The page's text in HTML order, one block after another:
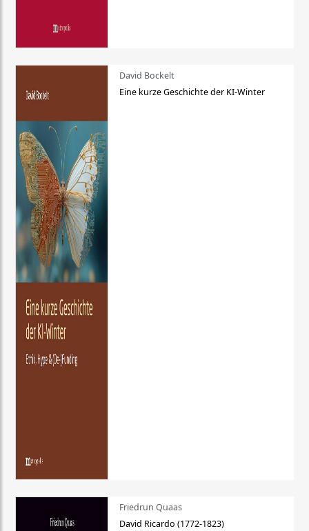
David Bockelt
Eine kurze Geschichte der KI-Winter
Friedrun Quaas
David Ricardo (1772-1823)